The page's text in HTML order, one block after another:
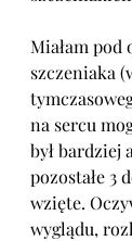
Miałam pod
szczeniaka
na sercu
był bardziej
pozostałe 3
wzięte.
wyglądu,